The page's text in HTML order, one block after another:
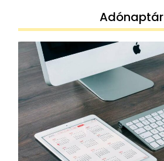
Adónaptár